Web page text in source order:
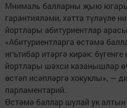
Мнималь балларны җыю югары
гарантияләми, хәтта түләүле
йортлары абитуриентлар
«Абитуриентларга өстәмә
игътибар итәргә кирәк:
йортлары шәхси казанышлар
өстәп исәпләргә хокуклы», —
парламентарий.
Өстәмә баллар шулай ук